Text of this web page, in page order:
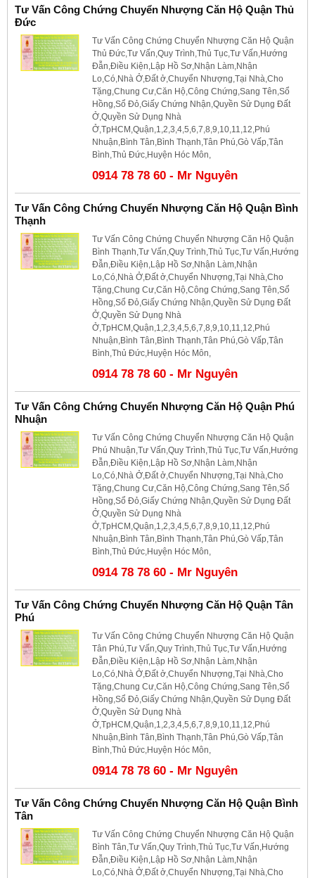
Tư Vấn Công Chứng Chuyển Nhượng Căn Hộ Quận Thủ
Đức
Tư Vấn Công Chứng Chuyển Nhượng Căn Hộ Quận
Thủ Đức,Tư Vấn,Quy Trình,Thủ Tục,Tư Vấn,Hướng
Đẫn,Điều Kiện,Lập Hồ Sơ,Nhận Làm,Nhận
Lo,Có,Nhà Ở,Đất ở,Chuyển Nhượng,Tại Nhà,Cho
Tặng,Chung Cư,Căn Hộ,Công Chứng,Sang Tên,Sổ
Hồng,Sổ Đỏ,Giấy Chứng Nhận,Quyền Sử Dụng Đất
Ở,Quyền Sử Dụng Nhà
Ở,TpHCM,Quận,1,2,3,4,5,6,7,8,9,10,11,12,Phú
Nhuận,Bình Tân,Bình Thạnh,Tân Phú,Gò Vấp,Tân
Bình,Thủ Đức,Huyện Hóc Môn,
0914 78 78 60 - Mr Nguyên
Tư Vấn Công Chứng Chuyển Nhượng Căn Hộ Quận Bình
Thạnh
Tư Vấn Công Chứng Chuyển Nhượng Căn Hộ Quận
Bình Thạnh,Tư Vấn,Quy Trình,Thủ Tục,Tư Vấn,Hướng
Đẫn,Điều Kiện,Lập Hồ Sơ,Nhận Làm,Nhận
Lo,Có,Nhà Ở,Đất ở,Chuyển Nhượng,Tại Nhà,Cho
Tặng,Chung Cư,Căn Hộ,Công Chứng,Sang Tên,Sổ
Hồng,Sổ Đỏ,Giấy Chứng Nhận,Quyền Sử Dụng Đất
Ở,Quyền Sử Dụng Nhà
Ở,TpHCM,Quận,1,2,3,4,5,6,7,8,9,10,11,12,Phú
Nhuận,Bình Tân,Bình Thạnh,Tân Phú,Gò Vấp,Tân
Bình,Thủ Đức,Huyện Hóc Môn,
0914 78 78 60 - Mr Nguyên
Tư Vấn Công Chứng Chuyển Nhượng Căn Hộ Quận Phú
Nhuận
Tư Vấn Công Chứng Chuyển Nhượng Căn Hộ Quận
Phú Nhuận,Tư Vấn,Quy Trình,Thủ Tục,Tư Vấn,Hướng
Đẫn,Điều Kiện,Lập Hồ Sơ,Nhận Làm,Nhận
Lo,Có,Nhà Ở,Đất ở,Chuyển Nhượng,Tại Nhà,Cho
Tặng,Chung Cư,Căn Hộ,Công Chứng,Sang Tên,Sổ
Hồng,Sổ Đỏ,Giấy Chứng Nhận,Quyền Sử Dụng Đất
Ở,Quyền Sử Dụng Nhà
Ở,TpHCM,Quận,1,2,3,4,5,6,7,8,9,10,11,12,Phú
Nhuận,Bình Tân,Bình Thạnh,Tân Phú,Gò Vấp,Tân
Bình,Thủ Đức,Huyện Hóc Môn,
0914 78 78 60 - Mr Nguyên
Tư Vấn Công Chứng Chuyển Nhượng Căn Hộ Quận Tân
Phú
Tư Vấn Công Chứng Chuyển Nhượng Căn Hộ Quận
Tân Phú,Tư Vấn,Quy Trình,Thủ Tục,Tư Vấn,Hướng
Đẫn,Điều Kiện,Lập Hồ Sơ,Nhận Làm,Nhận
Lo,Có,Nhà Ở,Đất ở,Chuyển Nhượng,Tại Nhà,Cho
Tặng,Chung Cư,Căn Hộ,Công Chứng,Sang Tên,Sổ
Hồng,Sổ Đỏ,Giấy Chứng Nhận,Quyền Sử Dụng Đất
Ở,Quyền Sử Dụng Nhà
Ở,TpHCM,Quận,1,2,3,4,5,6,7,8,9,10,11,12,Phú
Nhuận,Bình Tân,Bình Thạnh,Tân Phú,Gò Vấp,Tân
Bình,Thủ Đức,Huyện Hóc Môn,
0914 78 78 60 - Mr Nguyên
Tư Vấn Công Chứng Chuyển Nhượng Căn Hộ Quận Bình
Tân
Tư Vấn Công Chứng Chuyển Nhượng Căn Hộ Quận
Bình Tân,Tư Vấn,Quy Trình,Thủ Tục,Tư Vấn,Hướng
Đẫn,Điều Kiện,Lập Hồ Sơ,Nhận Làm,Nhận
Lo,Có,Nhà Ở,Đất ở,Chuyển Nhượng,Tại Nhà,Cho